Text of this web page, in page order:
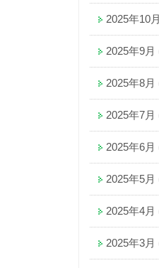
2025年10月
2025年9月
2025年8月
2025年7月
2025年6月
2025年5月
2025年4月
2025年3月